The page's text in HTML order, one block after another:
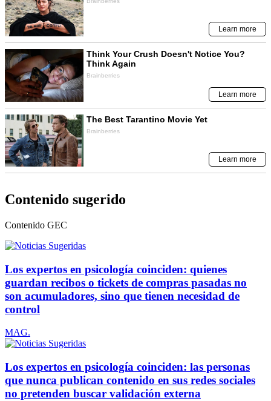
Contenido sugerido
Contenido GEC
Los expertos en psicología coinciden: quienes
guardan recibos o tickets de compras pasadas no
son acumuladores, sino que tienen necesidad de
control
MAG.
Los expertos en psicología coinciden: las personas
que nunca publican contenido en sus redes sociales
no pretenden buscar validación externa